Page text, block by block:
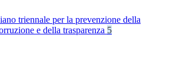
triennale per la prevenzione della
e della trasparenza 5